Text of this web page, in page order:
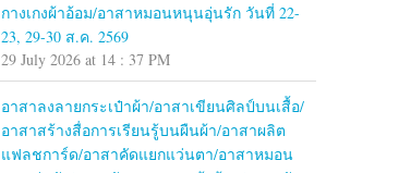
กางเกงผ้าอ้อม/อาสาหมอนหนุนอุ่นรัก วันที่ 22-
23, 29-30 ส.ค. 2569
29 July 2026 at 14 : 37 PM
อาสาลงลายกระเป๋าผ้า/อาสาเขียนศิลป์บนเสื้อ/
อาสาสร้างสื่อการเรียนรู้บนผืนผ้า/อาสาผลิต
แฟลชการ์ด/อาสาคัดแยกแว่นตา/อาสาหมอน